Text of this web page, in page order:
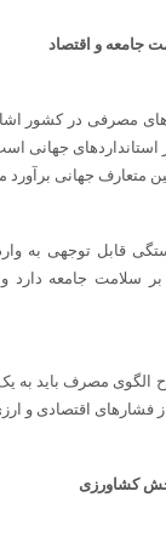
جامعه و اقتصاد
مصرفی در کشور
استانداردهای
متعارف جهانی
قابل توجهی
سلامت جامعه دارد و
الگوی مصرف باید
اقتصادی و
کشاورزی